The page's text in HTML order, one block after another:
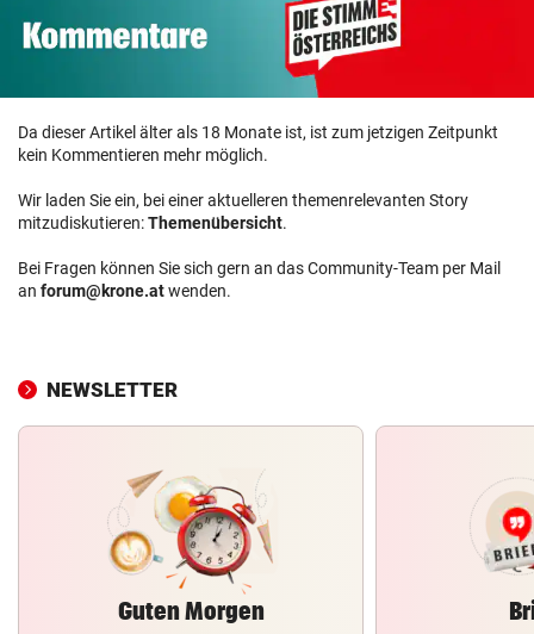
Da dieser Artikel älter als 18 Monate ist, ist zum jetzigen Zeitpunkt
kein Kommentieren mehr möglich.
Wir laden Sie ein, bei einer aktuelleren themenrelevanten Story
mitzudiskutieren:Themenübersicht.
Bei Fragen können Sie sich gern an das Community-Team per Mail
an forum@krone.atwenden.
NEWSLETTER
Guten Morgen